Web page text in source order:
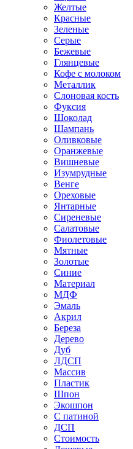
Желтые
Красные
Зеленые
Серые
Бежевые
Глянцевые
Кофе с молоком
Металлик
Слоновая кость
Фуксия
Шоколад
Шампань
Оливковые
Оранжевые
Вишневые
Изумрудные
Венге
Ореховые
Янтарные
Сиреневые
Салатовые
Фиолетовые
Мятные
Золотые
Синие
Материал
МДФ
Эмаль
Акрил
Береза
Дерево
Дуб
ЛДСП
Массив
Пластик
Шпон
Экошпон
С патиной
ДСП
Стоимость